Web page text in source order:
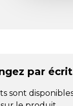
par écrit
sont